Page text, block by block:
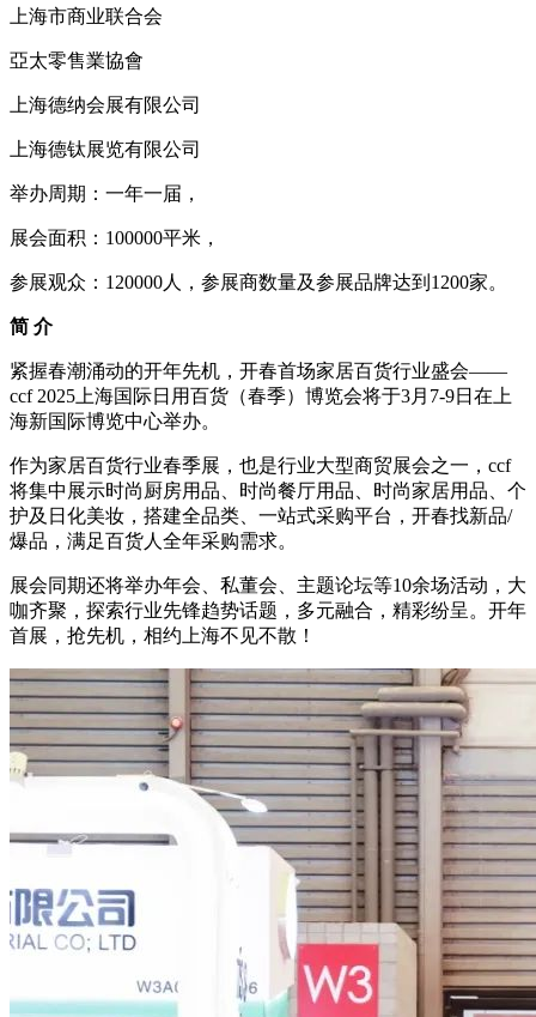
上海市商业联合会
亞太零售業協會
上海德纳会展有限公司
上海德钛展览有限公司
举办周期：一年一届，
展会面积：100000平米，
参展观众：120000人，参展商数量及参展品牌达到1200家。
简 介
紧握春潮涌动的开年先机，开春首场家居百货行业盛会——
ccf 2025上海国际日用百货（春季）博览会将于3月7-9日在上
海新国际博览中心举办。
作为家居百货行业春季展，也是行业大型商贸展会之一，ccf
将集中展示时尚厨房用品、时尚餐厅用品、时尚家居用品、个
护及日化美妆，搭建全品类、一站式采购平台，开春找新品/
爆品，满足百货人全年采购需求。
展会同期还将举办年会、私董会、主题论坛等10余场活动，大
咖齐聚，探索行业先锋趋势话题，多元融合，精彩纷呈。开年
首展，抢先机，相约上海不见不散！